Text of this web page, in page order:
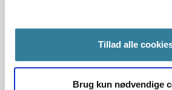
Tillad alle
Brug kun nødvendige
Albertslund Kommune
Odsherred Kommune
Furesø Kommune